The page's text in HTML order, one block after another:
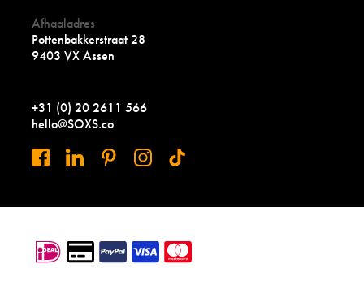
Afhaaladres
Pottenbakkerstraat 28
9403 VX Assen
+31 (0) 20 2611 566
hello@SOXS.co